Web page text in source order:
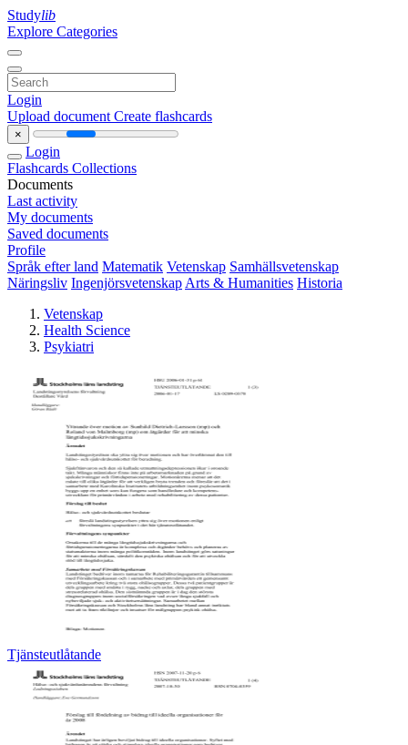
Studylib
Explore Categories
Login
Upload document Create flashcards
×
Login
Flashcards Collections
Documents
Last activity
My documents
Saved documents
Profile
Språk efter land Matematik Vetenskap Samhällsvetenskap
Näringsliv Ingenjörsvetenskap Arts & Humanities Historia
Vetenskap
Health Science
Psykiatri
Tjänsteutlåtande